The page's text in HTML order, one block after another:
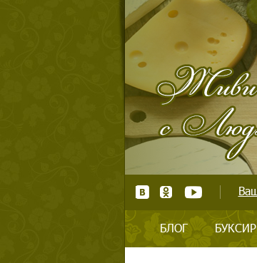
БЛОГ БУКСИР